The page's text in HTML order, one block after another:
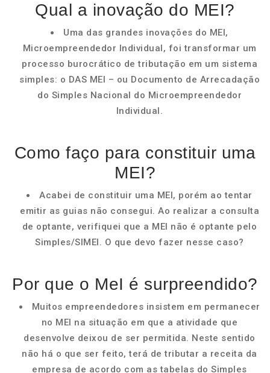
Qual a inovação do MEI?
Uma das grandes inovações do MEI,
Microempreendedor Individual, foi transformar um
processo burocrático de tributação em um sistema
simples: o DAS MEI – ou Documento de Arrecadação
do Simples Nacional do Microempreendedor
Individual.
Como faço para constituir uma
MEI?
Acabei de constituir uma MEI, porém ao tentar
emitir as guias não consegui. Ao realizar a consulta
de optante, verifiquei que a MEI não é optante pelo
Simples/SIMEI. O que devo fazer nesse caso?
Por que o MeI é surpreendido?
Muitos empreendedores insistem em permanecer
no MEI na situação em que a atividade que
desenvolve deixou de ser permitida. Neste sentido
não há o que ser feito, terá de tributar a receita da
empresa de acordo com as tabelas do Simples